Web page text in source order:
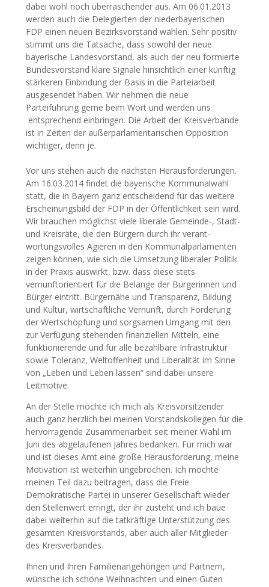
dabei wohl noch überraschender aus. Am 06.01.2013
werden auch die Delegierten der niederbayerischen
FDP einen neuen Bezirksvorstand wählen. Sehr positiv
stimmt uns die Tatsache, dass sowohl der neue
bayerische Landesvorstand, als auch der neu formierte
Bundesvorstand klare Signale hinsichtlich einer künftig
stärkeren Einbindung der Basis in die Parteiarbeit
ausgesendet haben. Wir nehmen die neue
Parteiführung gerne beim Wort und werden uns
entsprechend einbringen. Die Arbeit der Kreisverbände
ist in Zeiten der außerparlamentarischen Opposition
wichtiger, denn je.
Vor uns stehen auch die nächsten Herausforderungen.
Am 16.03.2014 findet die bayerische Kommunalwahl
statt, die in Bayern ganz entscheidend für das weitere
Erscheinungsbild der FDP in der Öffentlichkeit sein wird.
Wir brauchen möglichst viele liberale Gemeinde-, Stadt-
und Kreisräte, die den Bürgern durch ihr verant-
wortungsvolles Agieren in den Kommunalparlamenten
zeigen können, wie sich die Umsetzung liberaler Politik
in der Praxis auswirkt, bzw. dass diese stets
vernunftorientiert für die Belange der Bürgerinnen und
Bürger eintritt. Bürgernähe und Transparenz, Bildung
und Kultur, wirtschaftliche Vernunft, durch Förderung
der Wertschöpfung und sorgsamen Umgang mit den
zur Verfügung stehenden finanziellen Mitteln, eine
funktionierende und für alle bezahlbare Infrastruktur
sowie Toleranz, Weltoffenheit und Liberalität im Sinne
von „Leben und Leben lassen“ sind dabei unsere
Leitmotive.
An der Stelle möchte ich mich als Kreisvorsitzender
auch ganz herzlich bei meinen Vorstandskollegen für die
hervorragende Zusammenarbeit seit meiner Wahl im
Juni des abgelaufenen Jahres bedanken. Für mich war
und ist dieses Amt eine große Herausforderung, meine
Motivation ist weiterhin ungebrochen. Ich möchte
meinen Teil dazu beitragen, dass die Freie
Demokratische Partei in unserer Gesellschaft wieder
den Stellenwert erringt, der ihr zusteht und ich baue
dabei weiterhin auf die tatkräftige Unterstützung des
gesamten Kreisvorstands, aber auch aller Mitglieder
des Kreisverbandes.
Ihnen und Ihren Familienangehörigen und Partnern,
wünsche ich schöne Weihnachten und einen Guten